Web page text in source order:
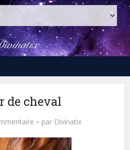
de cheval
par Divinatix